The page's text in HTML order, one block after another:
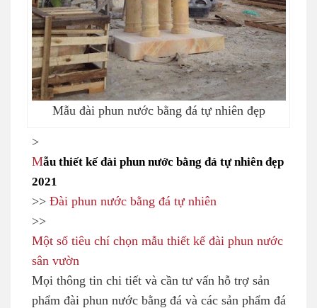
Mẫu đài phun nước bằng đá tự nhiên đẹp
>
Mẫu thiết kế đài phun nước bằng đá tự nhiên đẹp
2021
>> Đài phun nước bằng đá tự nhiên
>>
Một số tiêu chí chọn mẫu thiết kế đài phun nước
sân vườn
Mọi thông tin chi tiết và cần tư vấn hỗ trợ sản
phẩm đài phun nước bằng đá và các sản phẩm đá